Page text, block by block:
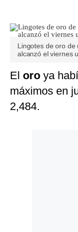
Lingotes de oro de
alcanzó el viernes
El oro ya
máximos en
2,484.